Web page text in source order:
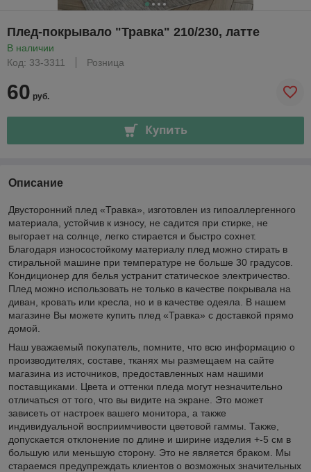
Плед-покрывало "Травка" 210/230, латте
В наличии
Код: 33-3311
Розница
60 руб.
Купить
Описание
Двусторонний плед «Травка», изготовлен из гипоаллергенного
материала, устойчив к износу, не садится при стирке, не
выгорает на солнце, легко стирается и быстро сохнет.
Благодаря износостойкому материалу плед можно стирать в
стиральной машине при температуре не больше 30 градусов.
Кондиционер для белья устранит статическое электричество.
Плед можно использовать не только в качестве покрывала на
диван, кровать или кресла, но и в качестве одеяла. В нашем
магазине Вы можете купить плед «Травка» с доставкой прямо
домой.
Наш уважаемый покупатель, помните, что всю информацию о
производителях, составе, тканях мы размещаем на сайте
магазина из источников, предоставленных нам нашими
поставщиками. Цвета и оттенки пледа могут незначительно
отличаться от того, что вы видите на экране. Это может
зависеть от настроек вашего монитора, а также
индивидуальной восприимчивости цветовой гаммы. Также,
допускается отклонение по длине и ширине изделия +-5 см в
большую или меньшую сторону. Это не является браком. Мы
стараемся предупреждать клиентов о возможных значительных